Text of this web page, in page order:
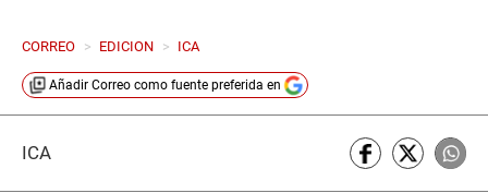
CORREO > EDICION > ICA
Añadir Correo como fuente preferida en
ICA